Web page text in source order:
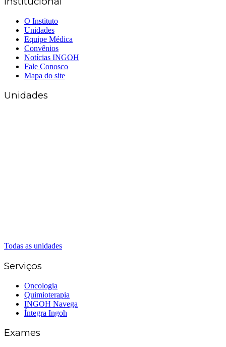
O Instituto
Unidades
Equipe Médica
Convênios
Notícias INGOH
Fale Conosco
Mapa do site
Unidades
Todas as unidades
Serviços
Oncologia
Quimioterapia
INGOH Navega
Íntegra Ingoh
Exames